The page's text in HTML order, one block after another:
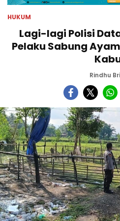
HUKUM
Lagi-lagi Polisi
Pelaku Sabung
Rindhu